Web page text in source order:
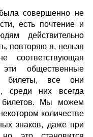
совершенно не
есть почтение и
действительно
повторяю я, нельзя
соответствующая
общественные
билеты, все они
среди них всегда
Мы можем
количестве
знаков, даже при